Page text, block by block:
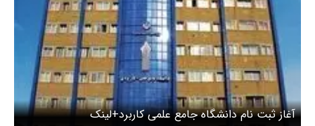
آغاز ثبت نام دانشگاه جامع علمی کاربرد+لینک